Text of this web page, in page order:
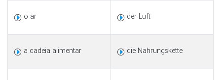
o ar der Luft
a cadeia alimentar die Nahrungskette